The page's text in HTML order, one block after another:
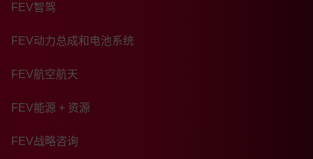
FEV智驾
FEV动力总成和电池系统
FEV航空航天
FEV能源 + 资源
FEV战略咨询